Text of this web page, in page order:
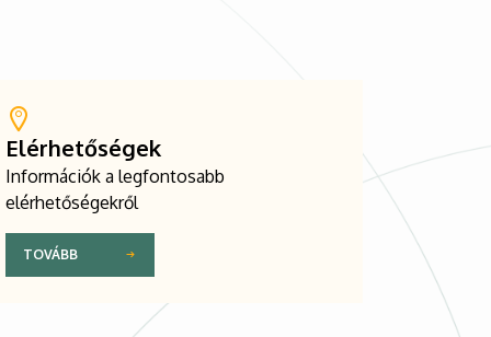
Elérhetőségek
Információk a legfontosabb
elérhetőségekről
TOVÁBB